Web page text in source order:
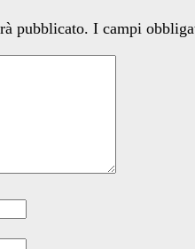
pubblicato. I campi